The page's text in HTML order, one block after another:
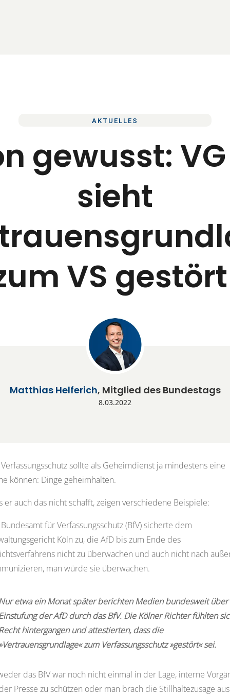
AKTUELLES
gewusst:
sieht
VS
Matthias Helferich, Mitglied des Bundestags
8.03.2022
sollte als Geheimdienst ja mindestens eine
können: Dinge geheimhalten.
er auch das nicht schafft, zeigen verschiedene Beispiele:
für Verfassungsschutz (BfV) sicherte dem
Köln zu, die AfD bis zum Ende des
nicht zu überwachen und auch nicht nach
man würde sie überwachen.
etwa ein Monat später berichten Medien bundesweit
der AfD durch das BfV. Die Kölner Richter fühlten
hintergangen und attestierten, dass die
zum Verfassungsschutz »gestört« sei.
das BfV war noch nicht einmal in der Lage, interne
Presse zu schützen oder man brach die Stillhaltezusage aus